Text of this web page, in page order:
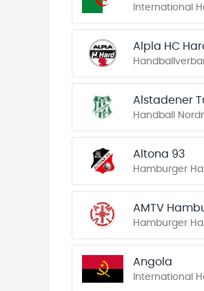
International
Alpla HC
Alstadener
Handball
Altona 93
Hamburger
AMTV
Hamburger
Angola
International